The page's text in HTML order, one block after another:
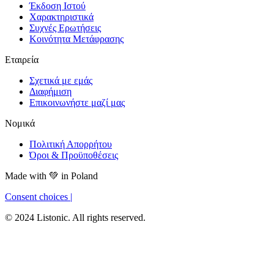
Έκδοση Ιστού
Χαρακτηριστικά
Συχνές Ερωτήσεις
Κοινότητα Μετάφρασης
Εταιρεία
Σχετικά με εμάς
Διαφήμιση
Επικοινωνήστε μαζί μας
Νομικά
Πολιτική Απορρήτου
Όροι & Προϋποθέσεις
Made with 💚 in Poland
Consent choices
© 2024 Listonic. All rights reserved.